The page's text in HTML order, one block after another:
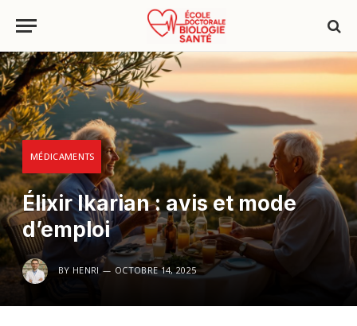
MÉDICAMENTS
Élixir Ikarian : avis et mode
d’emploi
BY HENRI OCTOBRE 14, 2025